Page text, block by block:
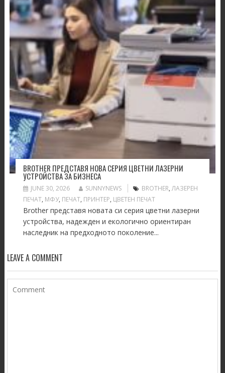
BROTHER ПРЕДСТАВЯ НОВА СЕРИЯ ЦВЕТНИ ЛАЗЕРНИ
УСТРОЙСТВА ЗА БИЗНЕСА
JUNE 30, 2026 SUNNYNEWS BROTHER,ЛАЗЕРЕН
ПЕЧАТ, МФУ, ПЕЧАТ, ПРИНТЕР, ЦВЕТЕН ПЕЧАТ
Brother представя новата си серия цветни лазерни
устройства, надежден и екологично ориентиран
наследник на предходното поколение...
LEAVE A COMMENT